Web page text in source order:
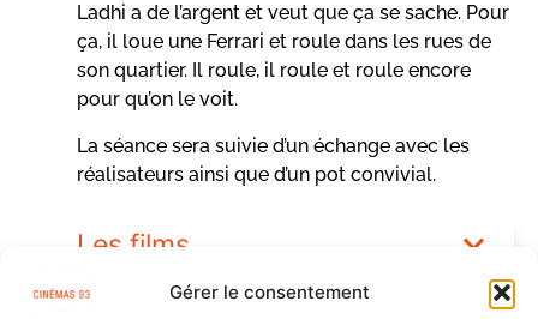
Gérer le consentement
Ladhi a de l’argent et veut que ça se sache. Pour
ça, il loue une Ferrari et roule dans les rues de
son quartier. Il roule, il roule et roule encore
pour qu’on le voit.
La séance sera suivie d’un échange avec les
réalisateurs ainsi que d’un pot convivial.
Les films